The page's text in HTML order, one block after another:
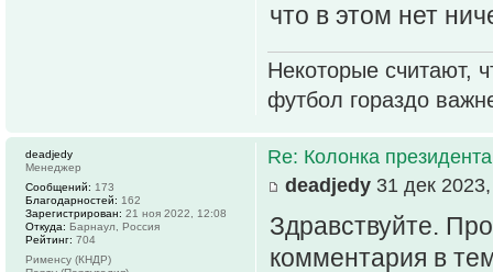
что в этом нет
Некоторые считают,
футбол гораздо
Re: Колонка президента
deadjedy 31 дек
Здравствуйте.
комментария в
deadjedy
Менеджер
Сообщений: 173
Благодарностей: 162
Зарегистрирован: 21 ноя 2022, 12:08
Откуда: Барнаул, Россия
Рейтинг: 704
Рименсу (КНДР)